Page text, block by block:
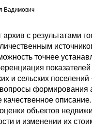
Вадимович
с результатами
точнее
и сельских
формирования
качественное
объектов
и изменении их